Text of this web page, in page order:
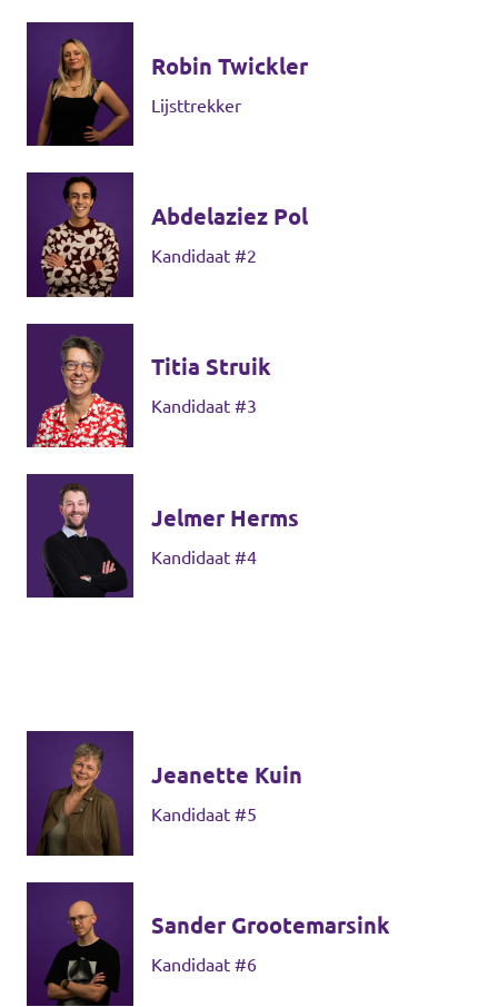
Agenda
Website gemeente Eemsdelta
Website Provinciale Statenfractie
Doe mee!
Robin Twickler
Lijsttrekker
Abdelaziez Pol
Kandidaat #2
Titia Struik
Kandidaat #3
Jelmer Herms
Kandidaat #4
Jeanette Kuin
Kandidaat #5
Sander Grootemarsink
Kandidaat #6